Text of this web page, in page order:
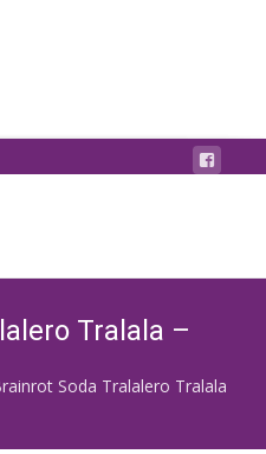
Tralala –
Soda Tralalero Tralala